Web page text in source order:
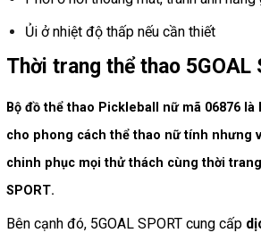
Ủi ở nhiệt độ thấp nếu cần thiết
Thời trang thể thao 5GOAL
Bộ đồ thể thao Pickleball nữ mã 06876
cho phong cách thể thao nữ tính nhưng
chinh phục mọi thử thách cùngthời
SPORT.
Bên cạnh đó, 5GOAL SPORT cung cấp